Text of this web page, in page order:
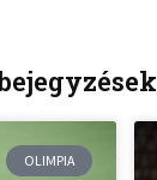
OLIMPIA